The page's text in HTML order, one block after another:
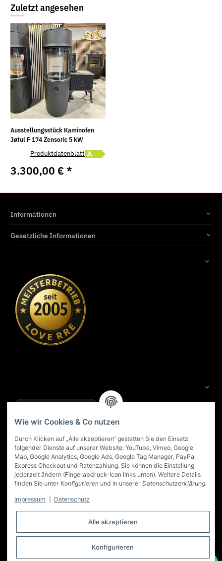
Wie wir Cookies & Co nutzen
Durch Klicken auf „Alle akzeptieren“ gestatten Sie den Einsatz
folgender Dienste auf unserer Website: YouTube, Vimeo, Google
Map, Google Analytics, Google Ads, Google Tag Manager, PayPal
Express Checkout und Ratenzahlung. Sie können die Einstellung
jederzeit ändern (Fingerabdruck-Icon links unten). Weitere Details
finden Sie unter Konfigurieren und in unserer Datenschutzerklärung.
Impressum Datenschutz
Alle akzeptieren
Konfigurieren
Zuletzt angesehen
Ausstellungsstück Kaminofen
Jøtul F 174 Zensoric 5 kW
ProduktdatenblattEnergielabel A öffnen
3.300,00 €*
Informationen
Gesetzliche Informationen
4,9 / 5★★★★★Basierend auf 83 Google-Rezensionen
Weitere Rezensionen bei Google ansehen
Georg Oltersdorf ★★★★★
Das Kaminstudio in Dortmund ist eine gute Adresse für ein
Ofen Kauf. Sehr gute Beratung. Der Ofen, der uns
sind sehr zufrieden. Auch die Lieferung, Montage und